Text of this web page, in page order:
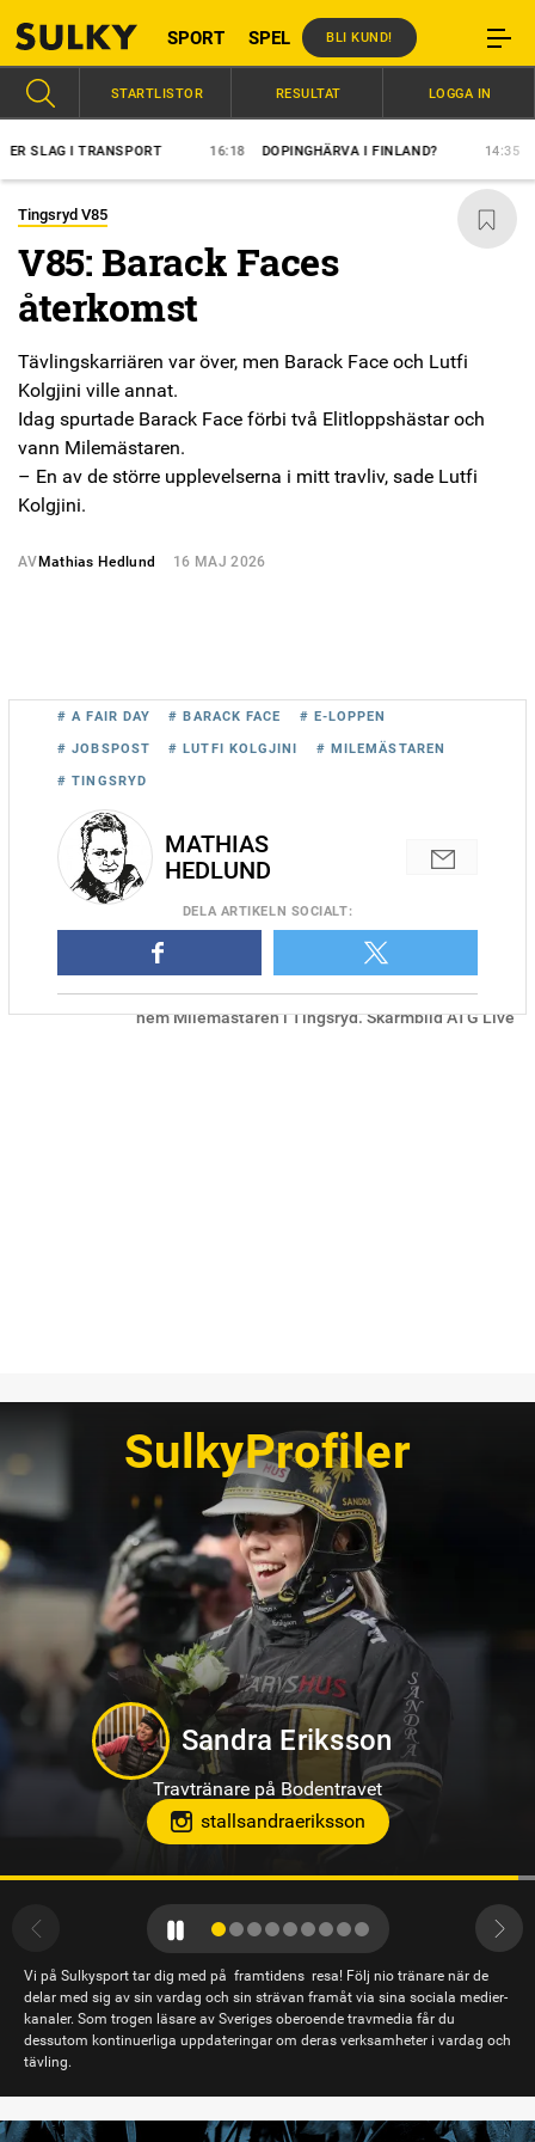
SPORT SPEL BLI KUND!
I TRANSPORT DOPINGHÄRVA I FINLAND?
STARTLISTOR RESULTAT LOGGA IN
Tingsryd V85
V85: Barack Faces
återkomst
Tävlingskarriären var över, men Barack Face och Lutfi
Kolgjini ville annat.
Idag spurtade Barack Face förbi två Elitloppshästar och
vann Milemästaren.
– En av de större upplevelserna i mitt travliv, sade Lutfi
Kolgjini.
AV Mathias Hedlund 16 MAJ 2026
Lutfi Kolgjini-träxnade Barack Face och Adrian Kolgjini spurtade
hem Milemästaren i Tingsryd. Skärmbild ATG Live
# A FAIR DAY # BARACK FACE # E-LOPPEN
# JOBSPOST # LUTFI KOLGJINI # MILEMÄSTAREN
# TINGSRYD
MATHIAS
HEDLUND
DELA ARTIKELN SOCIALT:
SulkyProfiler
Jörgen Westholm
Travtränare på Solvalla
Vi på Sulkysport tar dig med på framtidens resa! Följ nio tränare när de
delar med sig av sin vardag och sin strävan framåt via sina sociala medier-
kanaler. Som trogen läsare av Sveriges oberoende travmedia får du
dessutom kontinuerliga uppdateringar om deras verksamheter i vardag och
tävling.